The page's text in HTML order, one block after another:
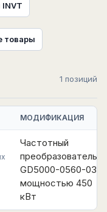
INVT
товары
1 позиций
МОДИФИКАЦИЯ
Частотный
преобразователь
GD5000-0560-03
мощностью 450
кВт